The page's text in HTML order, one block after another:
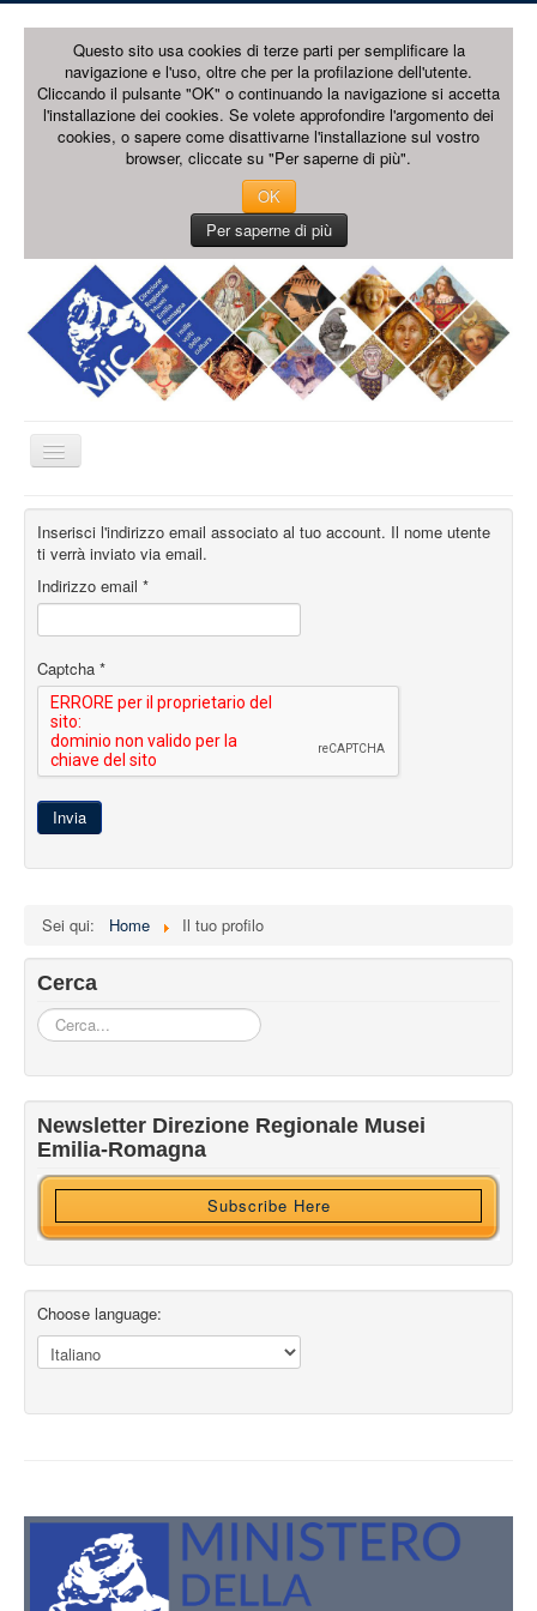
Questo sito usa cookies di terze parti per semplificare la
navigazione e l'uso, oltre che per la profilazione dell'utente.
Cliccando il pulsante "OK" o continuando la navigazione si accetta
l'installazione dei cookies. Se volete approfondire l'argomento dei
cookies, o sapere come disattivarne l'installazione sul vostro
browser, cliccate su "Per saperne di più".
OK
Per saperne di più
Cambia
navigazione
HOME PAGE
STRUTTURA
ATTIVITA'
MUSEI
EVENTI
Inserisci l'indirizzo email associato al tuo account. Il nome utente
ti verrà inviato via email.
Indirizzo email *
Captcha *
Invia
Sei qui: Home Il tuo profilo
Cerca
Cerca...
Newsletter Direzione Regionale Musei
Emilia-Romagna
Subscribe Here
Iscriviti alla nostra newsletter
Ricevi HTML?
Choose language: